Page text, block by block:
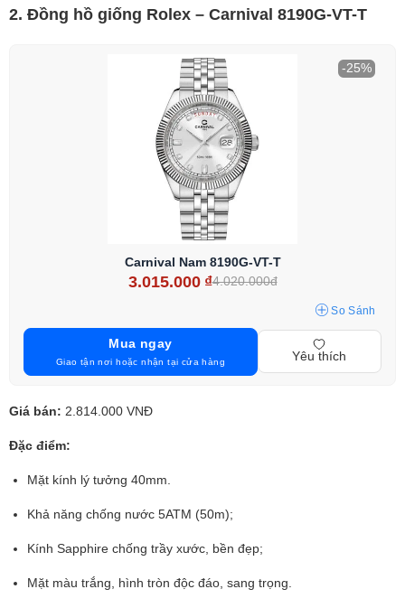
2. Đồng hồ giống Rolex – Carnival 8190G-VT-T
-25%
Carnival Nam 8190G-VT-T
3.015.000 ₫4.020.000đ
So Sánh
Mua ngay
Giao tận nơi hoặc nhận tại cửa hàng Yêu thích
Giá bán: 2.814.000 VNĐ
Đặc điểm:
Mặt kính lý tưởng 40mm.
Khả năng chống nước 5ATM (50m);
Kính Sapphire chống trầy xước, bền đẹp;
Mặt màu trắng, hình tròn độc đáo, sang trọng.